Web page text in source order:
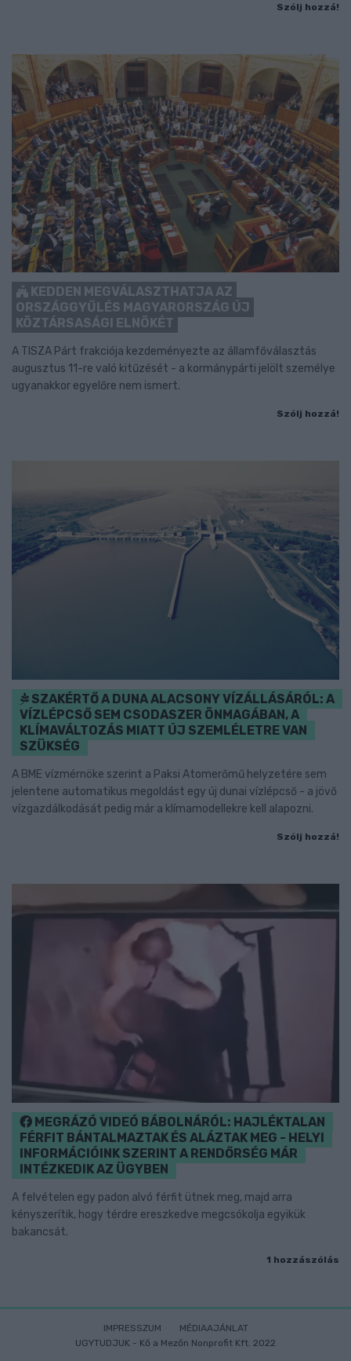
Szólj hozzá!
KEDDEN MEGVÁLASZTHATJA AZ
ORSZÁGGYŰLÉS MAGYARORSZÁG ÚJ
KÖZTÁRSASÁGI ELNÖKÉT
A TISZA Párt frakciója kezdeményezte az államfőválasztás
augusztus 11-re való kitűzését - a kormánypárti jelölt személye
ugyanakkor egyelőre nem ismert.
Szólj hozzá!
SZAKÉRTŐ A DUNA ALACSONY VÍZÁLLÁSÁRÓL: A
VÍZLÉPCSŐ SEM CSODASZER ÖNMAGÁBAN, A
KLÍMAVÁLTOZÁS MIATT ÚJ SZEMLÉLETRE VAN
SZÜKSÉG
A BME vízmérnöke szerint a Paksi Atomerőmű helyzetére sem
jelentene automatikus megoldást egy új dunai vízlépcső - a jövő
vízgazdálkodását pedig már a klímamodellekre kell alapozni.
Szólj hozzá!
MEGRÁZÓ VIDEÓ BÁBOLNÁRÓL: HAJLÉKTALAN
FÉRFIT BÁNTALMAZTAK ÉS ALÁZTAK MEG - HELYI
INFORMÁCIÓINK SZERINT A RENDŐRSÉG MÁR
INTÉZKEDIK AZ ÜGYBEN
A felvételen egy padon alvó férfit ütnek meg, majd arra
kényszerítik, hogy térdre ereszkedve megcsókolja egyikük
bakancsát.
1 hozzászólás
IMPRESSZUM
MÉDIAAJÁNLAT
UGYTUDJUK - Kő a Mezőn Nonprofit Kft. 2022